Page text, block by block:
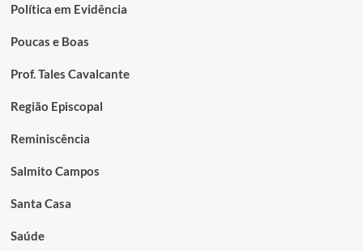
Política em Evidência
Poucas e Boas
Prof. Tales Cavalcante
Região Episcopal
Reminiscência
Salmito Campos
Santa Casa
Saúde